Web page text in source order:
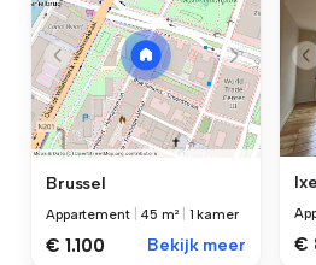
Brussel
Appartement 45 m² 1 kamer
€ 1.100 Bekijk meer €